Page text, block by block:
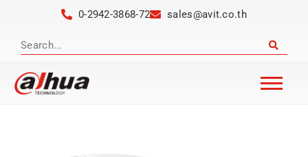
0-2942-3868-72 sales@avit.co.th